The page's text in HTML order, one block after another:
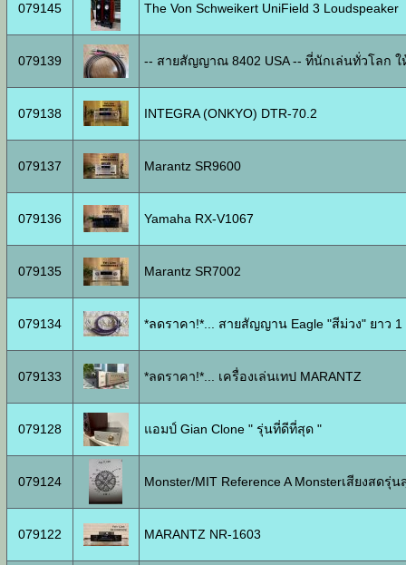
079145 The Von Schweikert UniField 3 Loudspeaker
079139 -- สายสัญญาณ 8402 USA -- ที่นักเล่นทั่วโลก ใ
079138 INTEGRA (ONKYO) DTR-70.2
079137 Marantz SR9600
079136 Yamaha RX-V1067
079135 Marantz SR7002
079134 *ลดราคา!*... สายสัญญาน Eagle "สีม่วง" ยาว 1
079133 *ลดราคา!*... เครื่องเล่นเทป MARANTZ
079128 แอมป์ Gian Clone " รุ่นที่ดีที่สุด "
079124 Monster/MIT Reference A Monsterเสียงสดรุ่น
079122 MARANTZ NR-1603